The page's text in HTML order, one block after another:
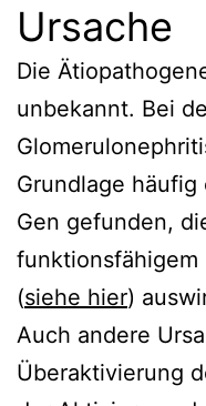
Ursache
Die
unbekannt. Bei
Grundlage
Gen gefunden,
funktionsfähigem
(siehe hier)
Auch andere
Überaktivierung